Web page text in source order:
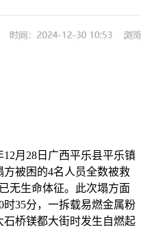
12月28日广西平乐县平乐镇
被困的4名人员全数被救
无生命体征。此次塌方面
时35分，一拆载易燃金属粉
桥镁都大街时发生自燃起